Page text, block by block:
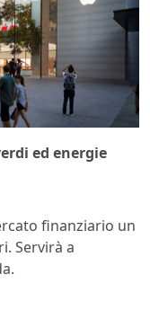
ed energie
finanziario un
Servirà a